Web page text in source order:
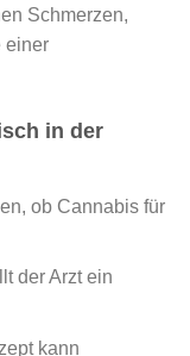
Schmerzen,
einer
in der
ob Cannabis für
der Arzt ein
kann